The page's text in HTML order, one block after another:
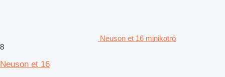
Neuson et 16 minikotró
8
Neuson et 16